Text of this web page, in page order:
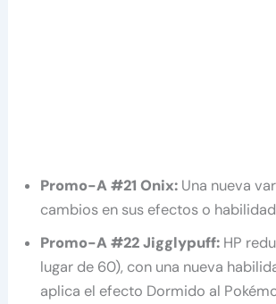
Promo-A #21 Onix: Una nueva
cambios en sus efectos o
Promo-A #22 Jigglypuff: HP
lugar de 60), con una nueva
aplica el efecto Dormido al